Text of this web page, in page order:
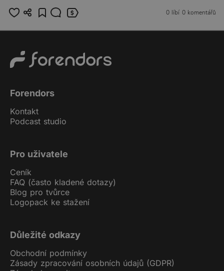
0 líbí 0 komentářů
Forendors
Kontakt
Podcast studio
Pro uživatele
Ceník
FAQ (často kladené dotazy)
Blog pro tvůrce
Logopack ke stažení
Důležité odkazy
Obchodní podmínky
Zásady zpracování osobních údajů (GDPR)